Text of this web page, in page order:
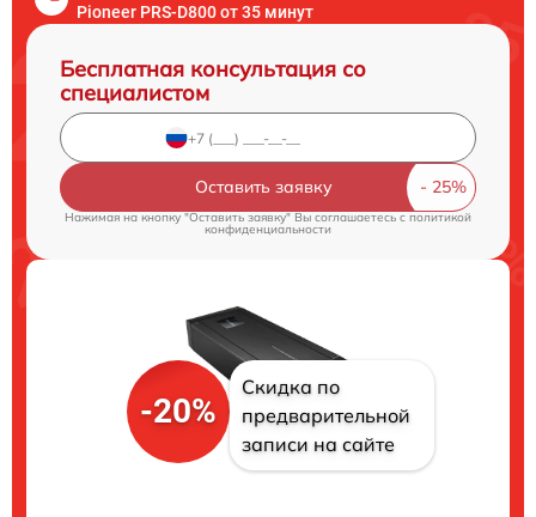
Pioneer PRS-D800 от 35 минут
Бесплатная консультация со
специалистом
Оставить заявку
Нажимая на кнопку "Оставить заявку" Вы соглашаетесь c политикой
конфиденциальности
-20%
Скидка по
предварительной
записи на сайте